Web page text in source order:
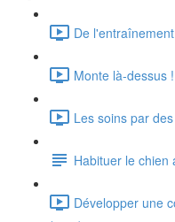
De
Monte là-dessus
Les soins par
Habituer le chien
Développer une